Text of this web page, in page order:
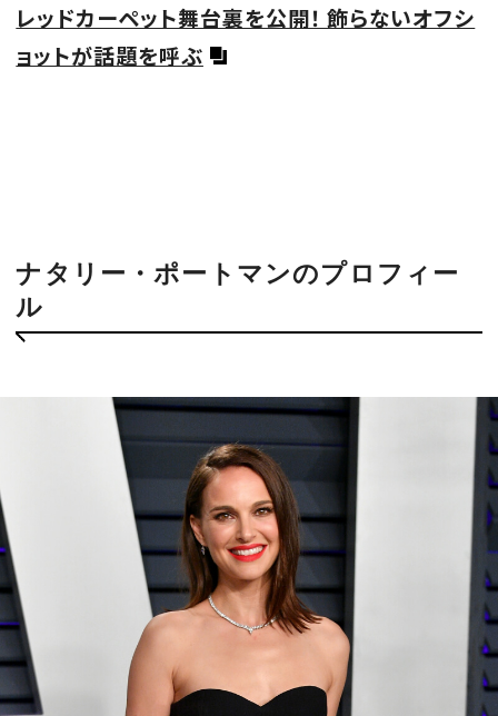
レッドカーペット舞台裏を公開！ 飾らないオフシ
ョットが話題を呼ぶ
ナタリー・ポートマンのプロフィー
ル